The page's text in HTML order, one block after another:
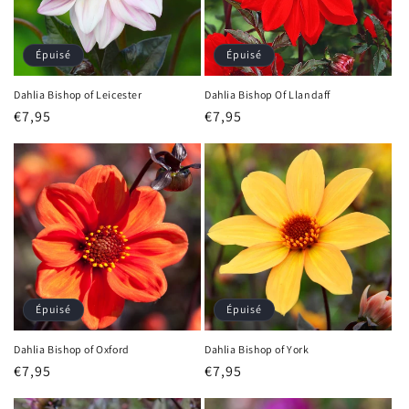
Épuisé
Dahlia Bishop of Leicester
Prix
habituel
€7,95
Épuisé
Dahlia Bishop Of Llandaff
Prix
habituel
€7,95
Épuisé
Dahlia Bishop of Oxford
Prix
habituel
€7,95
Épuisé
Dahlia Bishop of York
Prix
habituel
€7,95